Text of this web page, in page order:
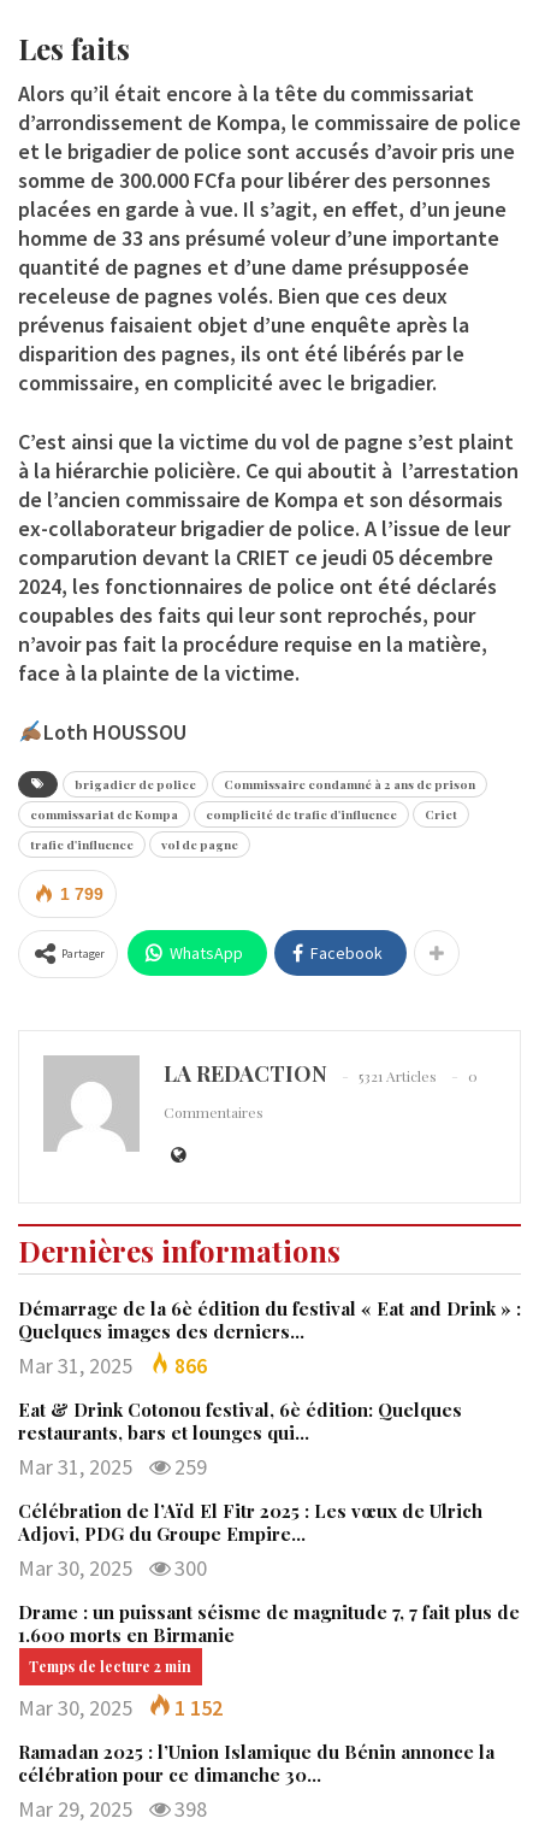
Les faits
Alors qu’il était encore à la tête du commissariat
d’arrondissement de Kompa, le commissaire de police
et le brigadier de police sont accusés d’avoir pris une
somme de 300.000 FCfa pour libérer des personnes
placées en garde à vue. Il s’agit, en effet, d’un jeune
homme de 33 ans présumé voleur d’une importante
quantité de pagnes et d’une dame présupposée
receleuse de pagnes volés. Bien que ces deux
prévenus faisaient objet d’une enquête après la
disparition des pagnes, ils ont été libérés par le
commissaire, en complicité avec le brigadier.
C’est ainsi que la victime du vol de pagne s’est plaint
à la hiérarchie policière. Ce qui aboutit à l’arrestation
de l’ancien commissaire de Kompa et son désormais
ex-collaborateur brigadier de police. A l’issue de leur
comparution devant la CRIET ce jeudi 05 décembre
2024, les fonctionnaires de police ont été déclarés
coupables des faits qui leur sont reprochés, pour
n’avoir pas fait la procédure requise en la matière,
face à la plainte de la victime.
Loth HOUSSOU
brigadier de police
Commissaire condamné à 2 ans de prison
commissariat de Kompa
complicité de trafic d'influence
Criet
trafic d'influence
vol de pagne
1 799
Partager WhatsApp Facebook
LA REDACTION 5321 Articles
0
Commentaires
Dernières informations
Démarrage de la 6è édition du festival « Eat and Drink » :
Quelques images des derniers…
Mar 31, 2025 866
Eat & Drink Cotonou festival, 6è édition: Quelques
restaurants, bars et lounges qui…
Mar 31, 2025 259
Célébration de l’Aïd El Fitr 2025 : Les vœux de Ulrich
Adjovi, PDG du Groupe Empire…
Mar 30, 2025 300
Drame : un puissant séisme de magnitude 7, 7 fait plus de
1.600 morts en Birmanie
Mar 30, 2025 1 152
Ramadan 2025 : l’Union Islamique du Bénin annonce la
célébration pour ce dimanche 30…
Mar 29, 2025 398